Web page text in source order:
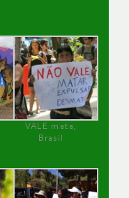
VALE mata,
Brasil